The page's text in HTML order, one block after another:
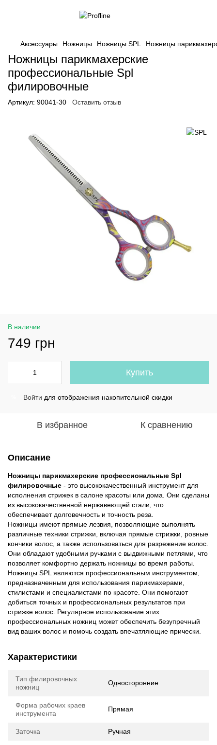
Аксессуары Ножницы Ножницы SPL Ножницы
Ножницы парикмахерские
профессиональные Spl
филировочные
Артикул: 90041-30 Оставить отзыв
В наличии
749 грн
Купить
Войти для отображения накопительной скидки
В избранное К сравнению
Описание
Ножницы парикмахерские профессиональные Spl
филировочные - это высококачественный инструмент для
исполнения стрижек в салоне красоты или дома. Они сделаны
из высококачественной нержавеющей стали, что
обеспечивает долговечность и точность реза.
Ножницы имеют прямые лезвия, позволяющие выполнять
различные техники стрижки, включая прямые стрижки, ровные
кончики волос, а также использоваться для разрежение волос.
Они обладают удобными ручками с выдвижными петлями, что
позволяет комфортно держать ножницы во время работы.
Ножницы SPL являются профессиональным инструментом,
предназначенным для использования парикмахерами,
стилистами и специалистами по красоте. Они помогают
добиться точных и профессиональных результатов при
стрижке волос. Регулярное использование этих
профессиональных ножниц может обеспечить безупречный
вид ваших волос и помочь создать впечатляющие прически.
Характеристики
Тип филировочных
ножниц
Односторонние
Форма рабочих краев
инструмента
Прямая
Заточка Ручная